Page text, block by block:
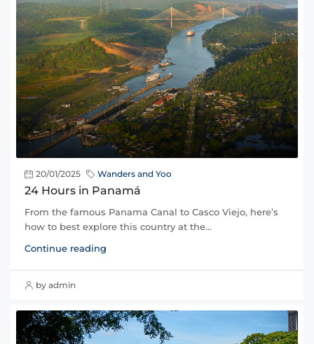
20/01/2025 Wanders and Yoo
24 Hours in Panamá
From the famous Panama Canal to Casco Viejo, here’s
how to best explore this country at the...
Continue reading
by admin